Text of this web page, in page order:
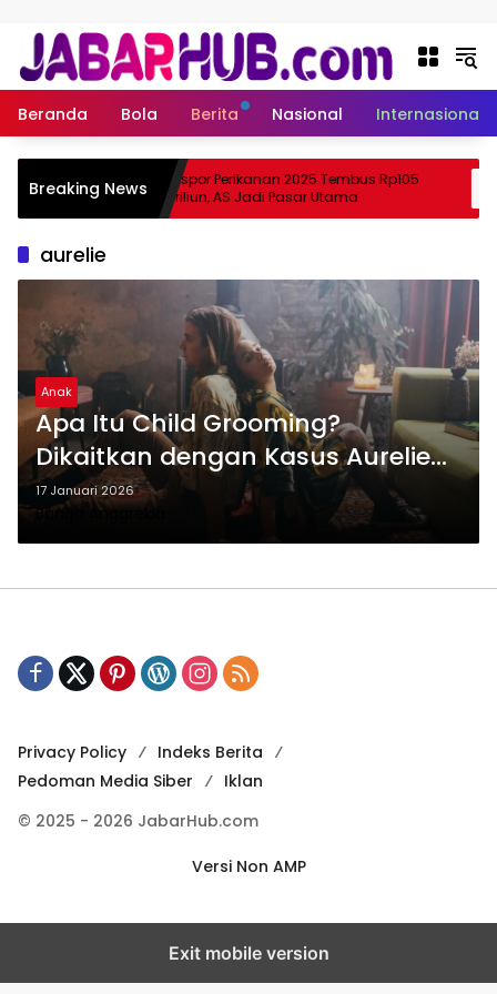
Beranda Bola Berita Nasional Internasional
Breaking News
Suzuki?
Ekspor Perikanan 2025 Tembus Rp105
Triliun, AS Jadi Pasar Utama
aurelie
Anak
Apa Itu Child Grooming?
Dikaitkan dengan Kasus Aurelie
Moeremans
17 Januari 2026
Bunga Anggrekia
Privacy Policy
Indeks Berita
Pedoman Media Siber
Iklan
© 2025 - 2026 JabarHub.com
Versi Non AMP
Exit mobile version